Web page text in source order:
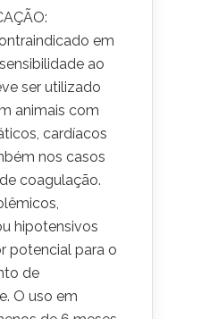
em
ao
ser utilizado
animais com
cardíacos
nos casos
coagulação.
hipotensivos
potencial para o
de
O uso em